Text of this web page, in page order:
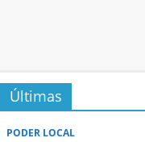
Últimas
PODER LOCAL